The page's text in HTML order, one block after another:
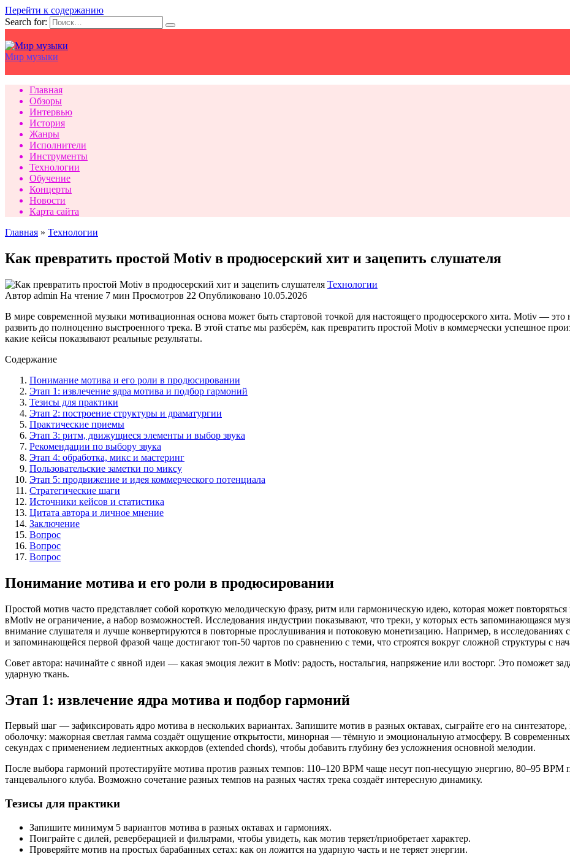
Перейти к содержанию
Search for:
Мир музыки
Главная
Обзоры
Интервью
История
Жанры
Исполнители
Инструменты
Технологии
Обучение
Концерты
Новости
Карта сайта
Главная » Технологии
Как превратить простой Motiv в продюсерский хит и зацепить слушателя
Технологии
Автор admin На чтение 7 мин Просмотров 22 Опубликовано 10.05.2026
В мире современной музыки мотивационная основа может быть стартовой точкой для настоящего продюсерского хита. Motiv —
развить до полноценно выстроенного трека. В этой статье мы разберём, как превратить простой Motiv в коммерчески успешное
какие кейсы показывают реальные результаты.
Содержание
Понимание мотива и его роли в продюсировании
Этап 1: извлечение ядра мотивa и подбор гармоний
Тезисы для практики
Этап 2: построение структуры и драматургии
Практические приемы
Этап 3: ритм, движущиеся элементы и выбор звука
Рекомендации по выбору звука
Этап 4: обработка, микс и мастеринг
Пользовательские заметки по миксу
Этап 5: продвижение и идея коммерческого потенциала
Стратегические шаги
Источники кейсов и статистика
Цитата автора и личное мнение
Заключение
Вопрос
Вопрос
Вопрос
Понимание мотива и его роли в продюсировании
Простой мотив часто представляет собой короткую мелодическую фразу, ритм или гармоническую идею, которая может
вMotiv не ограничение, а набор возможностей. Исследования индустрии показывают, что треки, у которых есть запоминающаяся
внимание слушателя и лучше конвертируются в повторные прослушивания и потоковую монетизацию. Например, в исследованиях
и запоминающейся первой фразой чаще достигают топ-50 чартов по сравнению с теми, что строятся вокруг сложной структуры с
Совет автора: начинайте с явной идеи — какая эмоция лежит в Motiv: радость, ностальгия, напряжение или восторг. Это поможет
ударную ткань.
Этап 1: извлечение ядра мотивa и подбор гармоний
Первый шаг — зафиксировать ядро мотива в нескольких вариантах. Запишите мотив в разных октавах, сыграйте его на
оболочку: мажорная светлая гамма создаёт ощущение открытости, минорная — тёмную и эмоциональную атмосферу. В
секундах c применением ледиентных аккордов (extended chords), чтобы добавить глубину без усложнения основной мелодии.
После выбора гармоний протестируйте мотива против разных темпов: 110–120 BPM чаще несут поп-несущую энергию, 80–95
танцевального клуба. Возможно сочетание разных темпов на разных частях трека создаёт интересную динамику.
Тезисы для практики
Запишите минимум 5 вариантов мотива в разных октавах и гармониях.
Поиграйте с дилей, реверберацией и фильтрами, чтобы увидеть, как мотив теряет/приобретает характер.
Проверяйте мотив на простых барабанных сетах: как он ложится на ударную часть и не теряет энергии.